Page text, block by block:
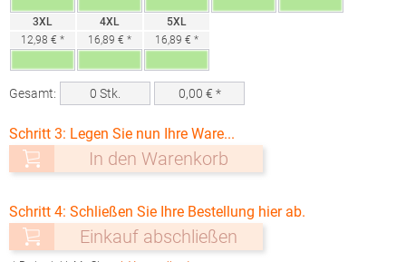
3XL
12,98 € *
4XL
16,89 € *
5XL
16,89 € *
Gesamt: 0 Stk. 0,00 € *
Schritt 3: Legen Sie nun Ihre Ware...
In den Warenkorb
Schritt 4: Schließen Sie Ihre Bestellung hier ab.
Einkauf abschließen